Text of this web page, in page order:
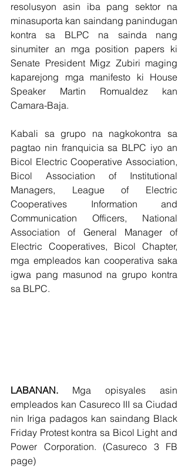
resolusyon asin iba pang sektor na
minasuporta kan saindang panindugan
kontra sa BLPC na sainda nang
sinumiter an mga position papers ki
Senate President Migz Zubiri maging
kaparejong mga manifesto ki House
Speaker Martin Romualdez kan
Camara-Baja.
Kabali sa grupo na nagkokontra sa
pagtao nin franquicia sa BLPC iyo an
Bicol Electric Cooperative Association,
Bicol Association of Institutional
Managers, League of Electric
Cooperatives Information and
Communication Officers, National
Association of General Manager of
Electric Cooperatives, Bicol Chapter,
mga empleados kan cooperativa saka
igwa pang masunod na grupo kontra
sa BLPC.
LABANAN. Mga opisyales asin
empleados kan Casureco III sa Ciudad
nin Iriga padagos kan saindang Black
Friday Protest kontra sa Bicol Light and
Power Corporation. (Casureco 3 FB